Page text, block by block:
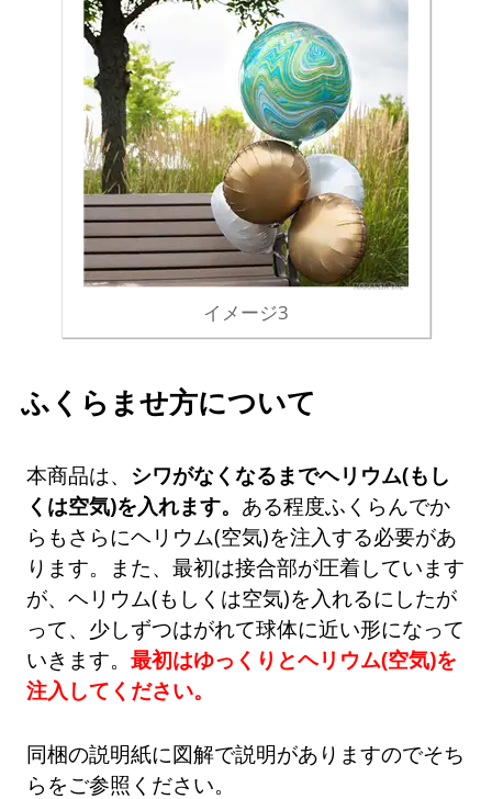
イメージ3
ふくらませ方について
本商品は、 シワがなくなるまでヘリウム(もし
くは空気)を入れます。 ある程度ふくらんでか
らもさらにヘリウム(空気)を注入する必要があ
ります。また、最初は接合部が圧着しています
が、ヘリウム(もしくは空気)を入れるにしたが
って、少しずつはがれて球体に近い形になって
いきます。最初はゆっくりとヘリウム(空気)を
注入してください。
同梱の説明紙に図解で説明がありますのでそち
らをご参照ください。